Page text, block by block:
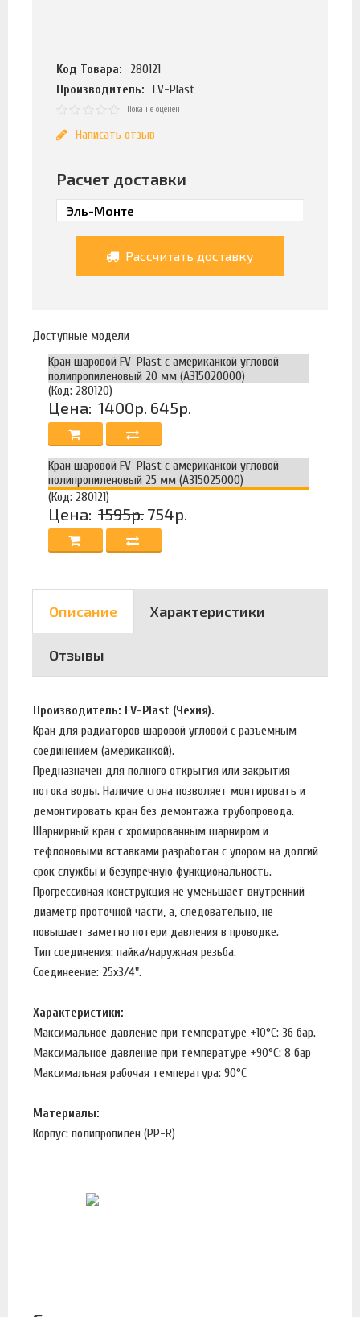
Код Товара:
280121
Производитель:
FV-Plast
Пока не оценен
Написать отзыв
Расчет доставки
Рассчитать доставку
Доступные модели
Кран шаровой FV-Plast с американкой угловой
полипропиленовый 20 мм (A315020000)
(Код: 280120)
Цена: 1400р. 645р.
Кран шаровой FV-Plast с американкой угловой
полипропиленовый 25 мм (A315025000)
(Код: 280121)
Цена: 1595р. 754р.
Описание Характеристики
Отзывы
Производитель: FV-Plast (Чехия).
Кран для радиаторов шаровой угловой с разъемным
соединением (американкой).
Предназначен для полного открытия или закрытия
потока воды. Наличие сгона позволяет монтировать и
демонтировать кран без демонтажа трубопровода.
Шарнирный кран с хромированным шарниром и
тефлоновыми вставками разработан с упором на долгий
срок службы и безупречную функциональность.
Прогрессивная конструкция не уменьшает внутренний
диаметр проточной части, а, следовательно, не
повышает заметно потери давления в проводке.
Тип соединения: пайка/наружная резьба.
Соединеение: 25x3/4".
Характеристики:
Максимальное давление при температуре +10°С: 36 бар.
Максимальное давление при температуре +90°С: 8 бар
Максимальная рабочая температура: 90°С
Материалы:
Корпус: полипропилен (PP-R)